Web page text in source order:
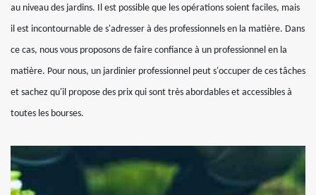
au niveau des jardins. Il est possible que les opérations soient faciles, mais
il est incontournable de s'adresser à des professionnels en la matière. Dans
ce cas, nous vous proposons de faire confiance à un professionnel en la
matière. Pour nous, un jardinier professionnel peut s'occuper de ces tâches
et sachez qu'il propose des prix qui sont très abordables et accessibles à
toutes les bourses.